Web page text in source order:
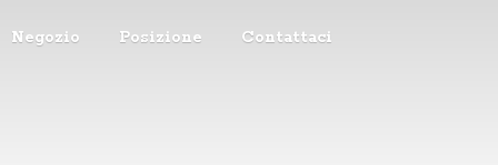
Negozio Posizione Contattaci